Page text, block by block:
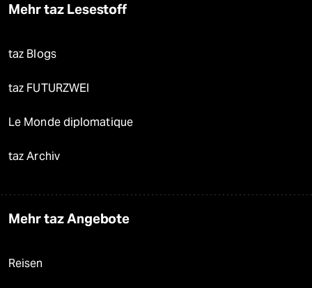
Mehr taz Lesestoff
taz Blogs
taz FUTURZWEI
Le Monde diplomatique
taz Archiv
Mehr taz Angebote
Reisen